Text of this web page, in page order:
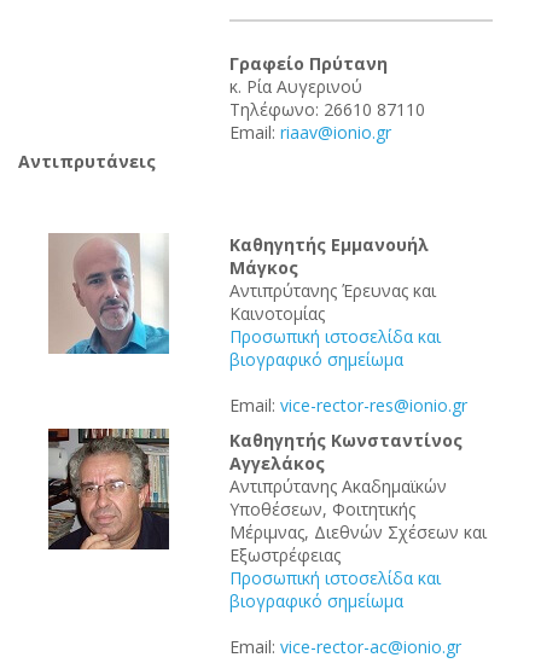
Γραφείο Πρύτανη
κ. Ρία Αυγερινού
Τηλέφωνο: 26610 87110
Email: riaav@ionio.gr
Αντιπρυτάνεις
Καθηγητής Εμμανουήλ
Μάγκος
Αντιπρύτανης Έρευνας και
Καινοτομίας
Προσωπική ιστοσελίδα και
βιογραφικό σημείωμα
Email: vice-rector-res@ionio.gr
Καθηγητής Κωνσταντίνος
Αγγελάκος
Αντιπρύτανης Ακαδημαϊκών
Υποθέσεων, Φοιτητικής
Μέριμνας, Διεθνών Σχέσεων και
Εξωστρέφειας
Προσωπική ιστοσελίδα και
βιογραφικό σημείωμα
Email: vice-rector-ac@ionio.gr